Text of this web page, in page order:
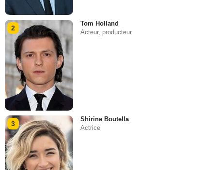
2
Tom Holland
Acteur, producteur
3
Shirine Boutella
Actrice